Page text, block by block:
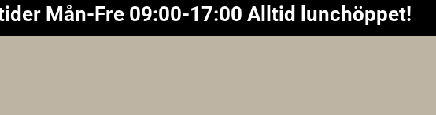
Mån-Fre 09:00-17:00 Alltid lunchöppet!